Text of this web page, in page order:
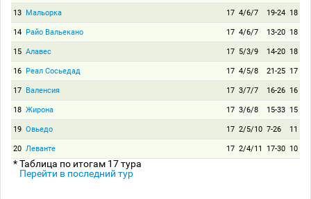
13 Мальорка 17 4/6/7 19-24 18
14 Райо Вальекано 17 4/6/7 13-20 18
15 Алавес 17 5/3/9 14-20 18
16 Реал Сосьедад 17 4/5/8 21-25 17
17 Валенсия 17 3/7/7 16-26 16
18 Жирона 17 3/6/8 15-33 15
19 Овьедо 17 2/5/10 7-26 11
20 Леванте 17 2/4/11 17-30 10
* Таблица по итогам 17 тура
Перейти в последний тур